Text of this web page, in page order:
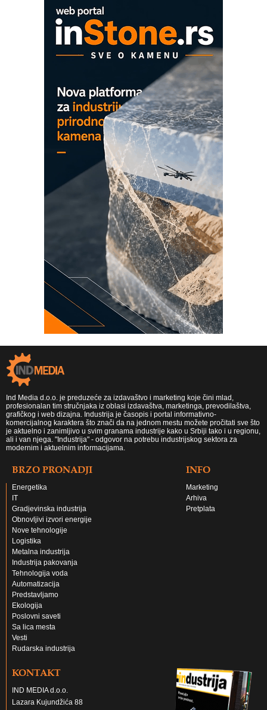
mrežnog pretvarača sa tečnim
hlađenjem
COMBYPACK
EVOKS Maintenance Management
Ind Media d.o.o. je preduzeće za izdavaštvo i marketing koje čini mlad,
profesionalan tim stručnjaka iz oblasi izdavaštva, marketinga, prevodilaštva,
grafičkog i web dizajna. Industrija je časopis i portal informativno-
komercijalnog karaktera što znači da na jednom mestu možete pročitati sve što
je aktuelno i zanimljivo u svim granama industrije kako u Srbiji tako i u regionu,
ali i van njega. "Industrija" - odgovor na potrebu industrijskog sektora za
modernim i aktuelnim informacijama.
BRZO PRONADJI
Energetika
IT
Gradjevinska industrija
Obnovljivi izvori energije
Nove tehnologije
Logistika
Metalna industrija
Industrija pakovanja
Tehnologija voda
Automatizacija
Predstavljamo
Ekologija
Poslovni saveti
Sa lica mesta
Vesti
Rudarska industrija
INFO
Marketing
Arhiva
Pretplata
KONTAKT
IND MEDIA d.o.o.
Lazara Kujundžića 88